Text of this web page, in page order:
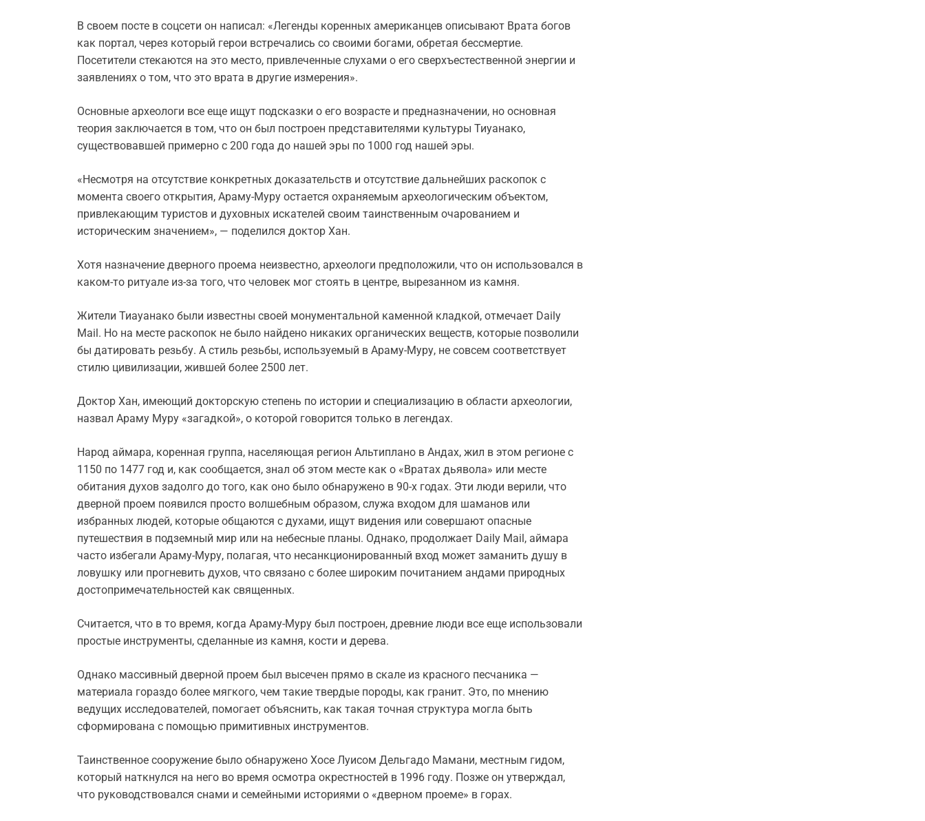
В своем посте в соцсети он написал: «Легенды коренных американцев описывают Врата богов
как портал, через который герои встречались со своими богами, обретая бессмертие.
Посетители стекаются на это место, привлеченные слухами о его сверхъестественной энергии и
заявлениях о том, что это врата в другие измерения».
Основные археологи все еще ищут подсказки о его возрасте и предназначении, но основная
теория заключается в том, что он был построен представителями культуры Тиуанако,
существовавшей примерно с 200 года до нашей эры по 1000 год нашей эры.
«Несмотря на отсутствие конкретных доказательств и отсутствие дальнейших раскопок с
момента своего открытия, Араму-Муру остается охраняемым археологическим объектом,
привлекающим туристов и духовных искателей своим таинственным очарованием и
историческим значением», — поделился доктор Хан.
Хотя назначение дверного проема неизвестно, археологи предположили, что он использовался в
каком-то ритуале из-за того, что человек мог стоять в центре, вырезанном из камня.
Жители Тиауанако были известны своей монументальной каменной кладкой, отмечает Daily
Mail. Но на месте раскопок не было найдено никаких органических веществ, которые позволили
бы датировать резьбу. А стиль резьбы, используемый в Араму-Муру, не совсем соответствует
стилю цивилизации, жившей более 2500 лет.
Доктор Хан, имеющий докторскую степень по истории и специализацию в области археологии,
назвал Араму Муру «загадкой», о которой говорится только в легендах.
Народ аймара, коренная группа, населяющая регион Альтиплано в Андах, жил в этом регионе с
1150 по 1477 год и, как сообщается, знал об этом месте как о «Вратах дьявола» или месте
обитания духов задолго до того, как оно было обнаружено в 90-х годах. Эти люди верили, что
дверной проем появился просто волшебным образом, служа входом для шаманов или
избранных людей, которые общаются с духами, ищут видения или совершают опасные
путешествия в подземный мир или на небесные планы. Однако, продолжает Daily Mail, аймара
часто избегали Араму-Муру, полагая, что несанкционированный вход может заманить душу в
ловушку или прогневить духов, что связано с более широким почитанием андами природных
достопримечательностей как священных.
Считается, что в то время, когда Араму-Муру был построен, древние люди все еще использовали
простые инструменты, сделанные из камня, кости и дерева.
Однако массивный дверной проем был высечен прямо в скале из красного песчаника —
материала гораздо более мягкого, чем такие твердые породы, как гранит. Это, по мнению
ведущих исследователей, помогает объяснить, как такая точная структура могла быть
сформирована с помощью примитивных инструментов.
Таинственное сооружение было обнаружено Хосе Луисом Дельгадо Мамани, местным гидом,
который наткнулся на него во время осмотра окрестностей в 1996 году. Позже он утверждал,
что руководствовался снами и семейными историями о «дверном проеме» в горах.